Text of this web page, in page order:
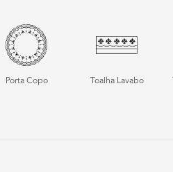
Porta Copo Toalha Lavabo